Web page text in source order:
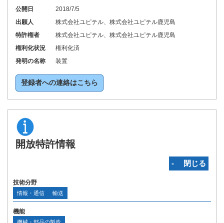
公開日
2018/7/5
出願人
株式会社ユピテル、株式会社ユピテル鹿児島
特許権者
株式会社ユピテル、株式会社ユピテル鹿児島
権利化状況
権利化済
発明の名称
装置
登録者への連絡はこちら
開放特許情報
‐ 閉じる
技術分野
情報・通信 輸送
機能